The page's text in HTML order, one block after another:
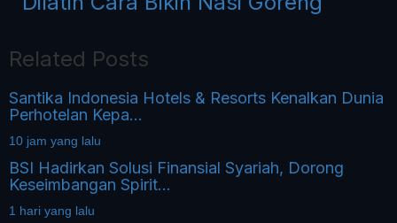
Related Posts
Santika Indonesia Hotels & Resorts Kenalkan Dunia
Perhotelan Kepa...
10 jam yang lalu
BSI Hadirkan Solusi Finansial Syariah, Dorong
Keseimbangan Spirit...
1 hari yang lalu